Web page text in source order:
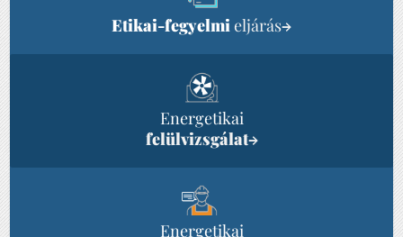
Etikai-fegyelmieljárás→
Energetikai
felülvizsgálat→
Energetikai